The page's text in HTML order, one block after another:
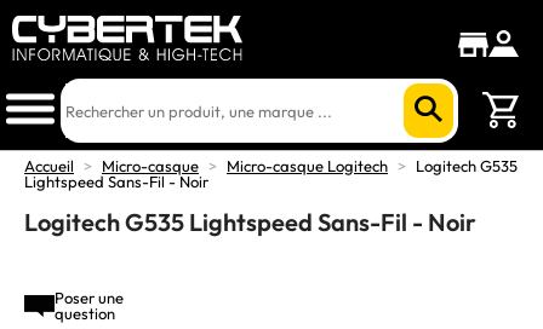
Accueil > Micro-casque > Micro-casque Logitech >
Logitech G535
Lightspeed Sans-Fil - Noir
Logitech G535 Lightspeed Sans-Fil - Noir
Poser une
question